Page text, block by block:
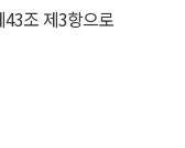
조 제3항으로